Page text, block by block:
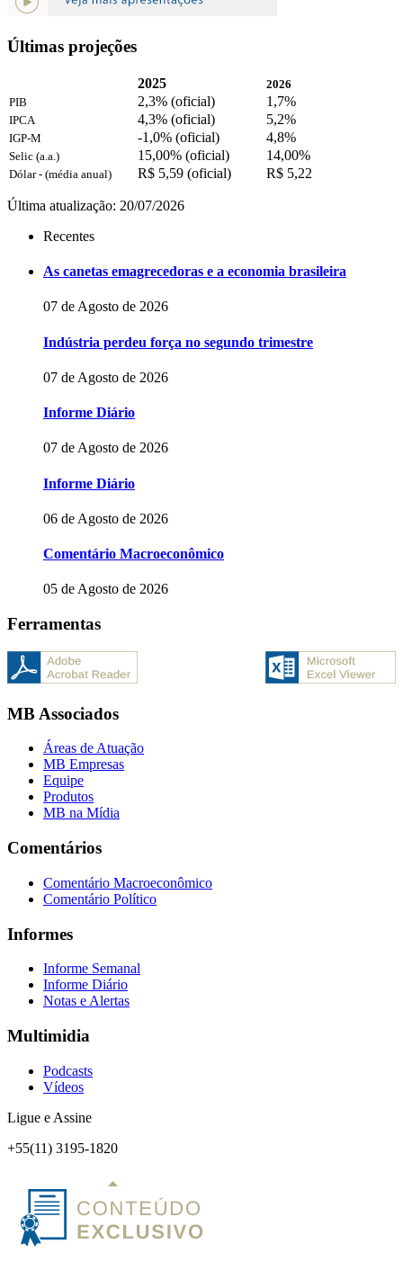
Últimas projeções
2025
2026
PIB
2,3% (oficial) 1,7%
IPCA 4,3% (oficial) 5,2%
IGP-M -1,0% (oficial) 4,8%
Selic (a.a.) 15,00% (oficial) 14,00%
Dólar - (média anual) R$ 5,59 (oficial) R$ 5,22
Última atualização: 20/07/2026
Recentes
As canetas emagrecedoras e a economia brasileira
07 de Agosto de 2026
Indústria perdeu força no segundo trimestre
07 de Agosto de 2026
Informe Diário
07 de Agosto de 2026
Informe Diário
06 de Agosto de 2026
Comentário Macroeconômico
05 de Agosto de 2026
Ferramentas
MB Associados
Áreas de Atuação
MB Empresas
Equipe
Produtos
MB na Mídia
Comentários
Comentário Macroeconômico
Comentário Político
Informes
Informe Semanal
Informe Diário
Notas e Alertas
Multimidia
Podcasts
Vídeos
Ligue e Assine
+55(11) 3195-1820